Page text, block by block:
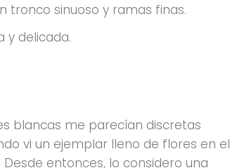
tronco sinuoso y ramas finas.
y delicada.
blancas me parecían discretas
vi un ejemplar lleno de flores en el
entonces, lo considero una